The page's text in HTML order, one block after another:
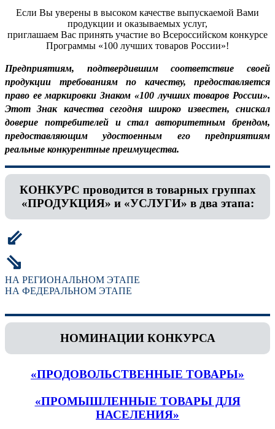
Если Вы уверены в высоком качестве выпускаемой Вами
продукции и оказываемых услуг,
приглашаем Вас принять участие во Всероссийском конкурсе
Программы «100 лучших товаров России»!
Предприятиям, подтвердившим соответствие своей
продукции требованиям по качеству, предоставляется
право ее маркировки Знаком «100 лучших товаров России».
Этот Знак качества сегодня широко известен, снискал
доверие потребителей и стал авторитетным брендом,
предоставляющим удостоенным его предприятиям
реальные конкурентные преимущества.
КОНКУРС проводится в товарных группах
«ПРОДУКЦИЯ» и «УСЛУГИ» в два этапа:
⇙
⇘
НА РЕГИОНАЛЬНОМ ЭТАПЕ
НА ФЕДЕРАЛЬНОМ ЭТАПЕ
НОМИНАЦИИ КОНКУРСА
«ПРОДОВОЛЬСТВЕННЫЕ ТОВАРЫ»
«ПРОМЫШЛЕННЫЕ ТОВАРЫ ДЛЯ
НАСЕЛЕНИЯ»